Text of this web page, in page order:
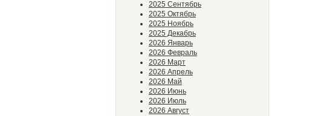
2025 Сентябрь
2025 Октябрь
2025 Ноябрь
2025 Декабрь
2026 Январь
2026 Февраль
2026 Март
2026 Апрель
2026 Май
2026 Июнь
2026 Июль
2026 Август